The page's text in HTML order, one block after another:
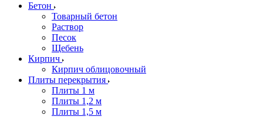
Бетон
Товарный бетон
Раствор
Песок
Щебень
Кирпич
Кирпич облицовочный
Плиты перекрытия
Плиты 1 м
Плиты 1,2 м
Плиты 1,5 м